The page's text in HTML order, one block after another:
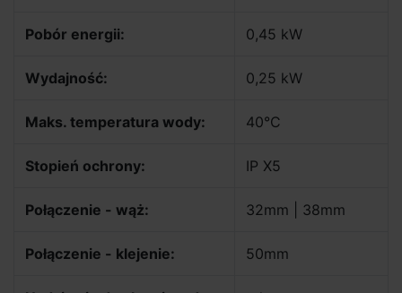
Pobór energii: 0,45 kW
Wydajność: 0,25 kW
Maks. temperatura wody: 40°C
Stopień ochrony: IP X5
Połączenie - wąż: 32mm | 38mm
Połączenie - klejenie: 50mm